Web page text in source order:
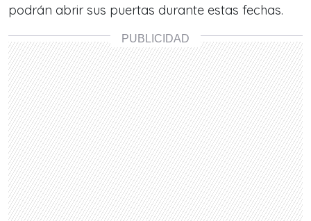
podrán abrir sus puertas durante estas fechas.